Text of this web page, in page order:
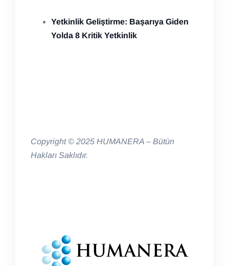
Yetkinlik Geliştirme: Başarıya Giden
Yolda 8 Kritik Yetkinlik
Copyright © 2025 HUMANERA – Bütün
Hakları Saklıdır.